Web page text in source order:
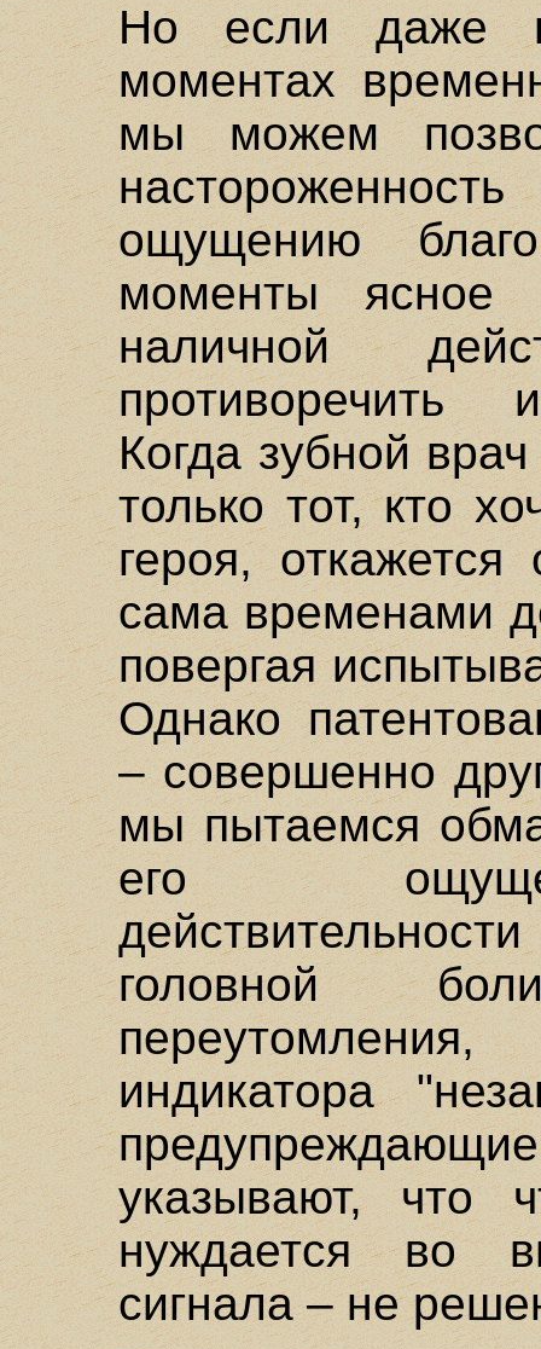
Но если даже
моментах
мы можем
ощущению
моменты ясное
наличной
противоречить
Когда зубной
только тот, кто
героя,
сама временами
повергая
Однако
– совершенно
мы пытаемся
его
головной
индикатора
указывают, что
нуждается во
сигнала – не